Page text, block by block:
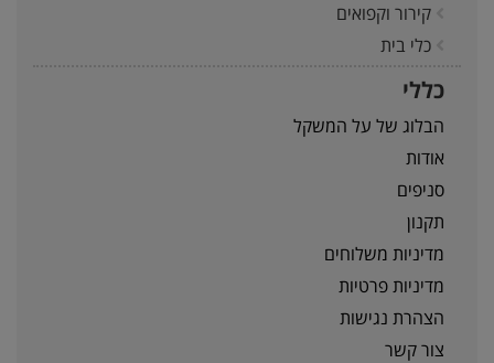
קירור וקפואים
כלי בית
כללי
הבלוג של על המשקל
אודות
סניפים
תקנון
מדיניות משלוחים
מדיניות פרטיות
הצהרת נגישות
צור קשר